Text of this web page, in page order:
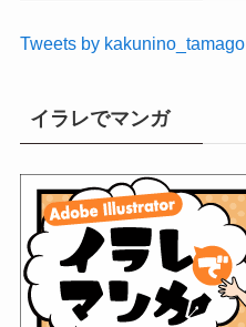
Tweets by kakunino_tamago
イラレでマンガ